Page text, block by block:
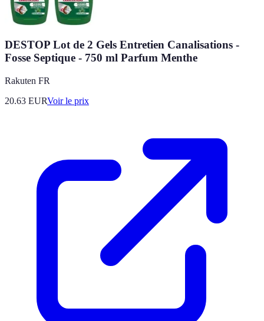
DESTOP Lot de 2 Gels Entretien Canalisations -
Fosse Septique - 750 ml Parfum Menthe
Rakuten FR
20.63 EURVoir le prix